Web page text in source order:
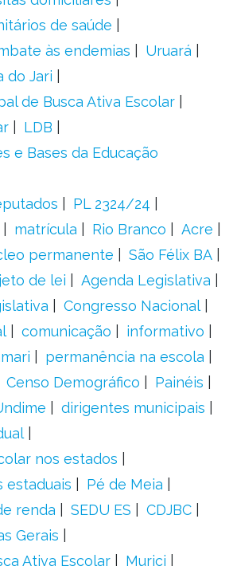
de saúde
às endemias
Uruará
do Jari
de Busca Ativa Escolar
LDB
e Bases da Educação
PL 2324/24
matrícula Rio Branco
Acre
permanente
São Félix BA
de lei
Agenda Legislativa
Congresso Nacional
comunicação
informativo
permanência na escola
Censo Demográfico
Painéis
dirigentes municipais
nos estados
estaduais
Pé de Meia
renda
SEDU ES
CDJBC
Gerais
Ativa Escolar
Murici